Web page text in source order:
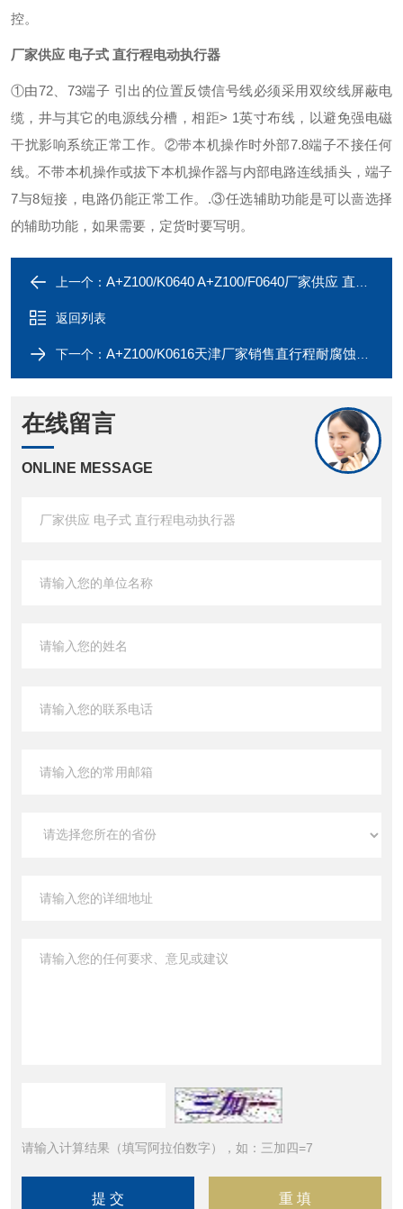
控。
厂家供应 电子式 直行程电动执行器
①由72、73端子 引出的位置反馈信号线必须采用双绞线屏蔽电
缆，井与其它的电源线分槽，相距> 1英寸布线，以避免强电磁
干扰影响系统正常工作。 ②带本机操作时外部7.8端子不接任何
线。不带本机操作或拔下本机操作器与内部电路连线插头，端子
7与8短接，电路仍能正常工作。.③任选辅助功能是可以啬选择
的辅助功能，如果需要，定货时要写明。
上一个： A+Z100/K0640 A+Z100/F0640厂家供应 直行程高温耐压执行器
返回列表
下一个： A+Z100/K0616天津厂家销售直行程耐腐蚀电动执行器
在线留言
ONLINE MESSAGE
请输入计算结果（填写阿拉伯数字），如：三加四=7